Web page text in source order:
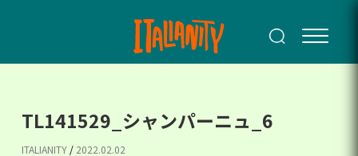
TL141529_シャンパーニュ_6
ITALIANITY / 2022.02.02